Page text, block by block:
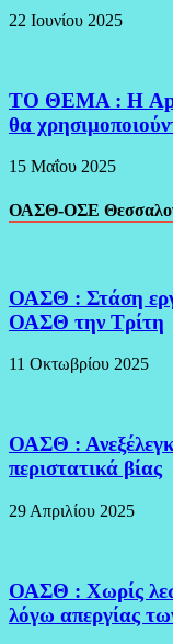
22 Ιουνίου 2025
ΤΟ ΘΕΜΑ : Η
θα
15 Μαΐου 2025
ΟΑΣΘ-ΟΣΕ
ΟΑΣΘ : Στάση
ΟΑΣΘ την Τρίτη
11 Οκτωβρίου 2025
ΟΑΣΘ :
περιστατικά βίας
29 Απριλίου 2025
ΟΑΣΘ : Χωρίς
λόγω απεργίας